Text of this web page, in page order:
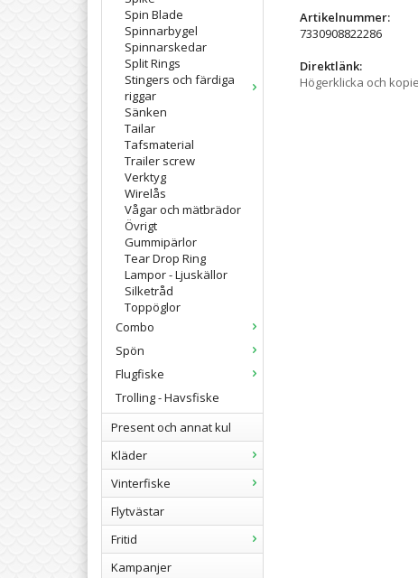
Spin Blade
Spinnarbygel
Spinnarskedar
Split Rings
Stingers och färdiga
riggar
Sänken
Tailar
Tafsmaterial
Trailer screw
Verktyg
Wirelås
Vågar och mätbrädor
Övrigt
Gummipärlor
Tear Drop Ring
Lampor - Ljuskällor
Silketråd
Toppöglor
Combo
Spön
Flugfiske
Trolling - Havsfiske
Present och annat kul
Kläder
Vinterfiske
Flytvästar
Fritid
Kampanjer
Artikelnummer:
7330908822286
Direktlänk:
Högerklicka och